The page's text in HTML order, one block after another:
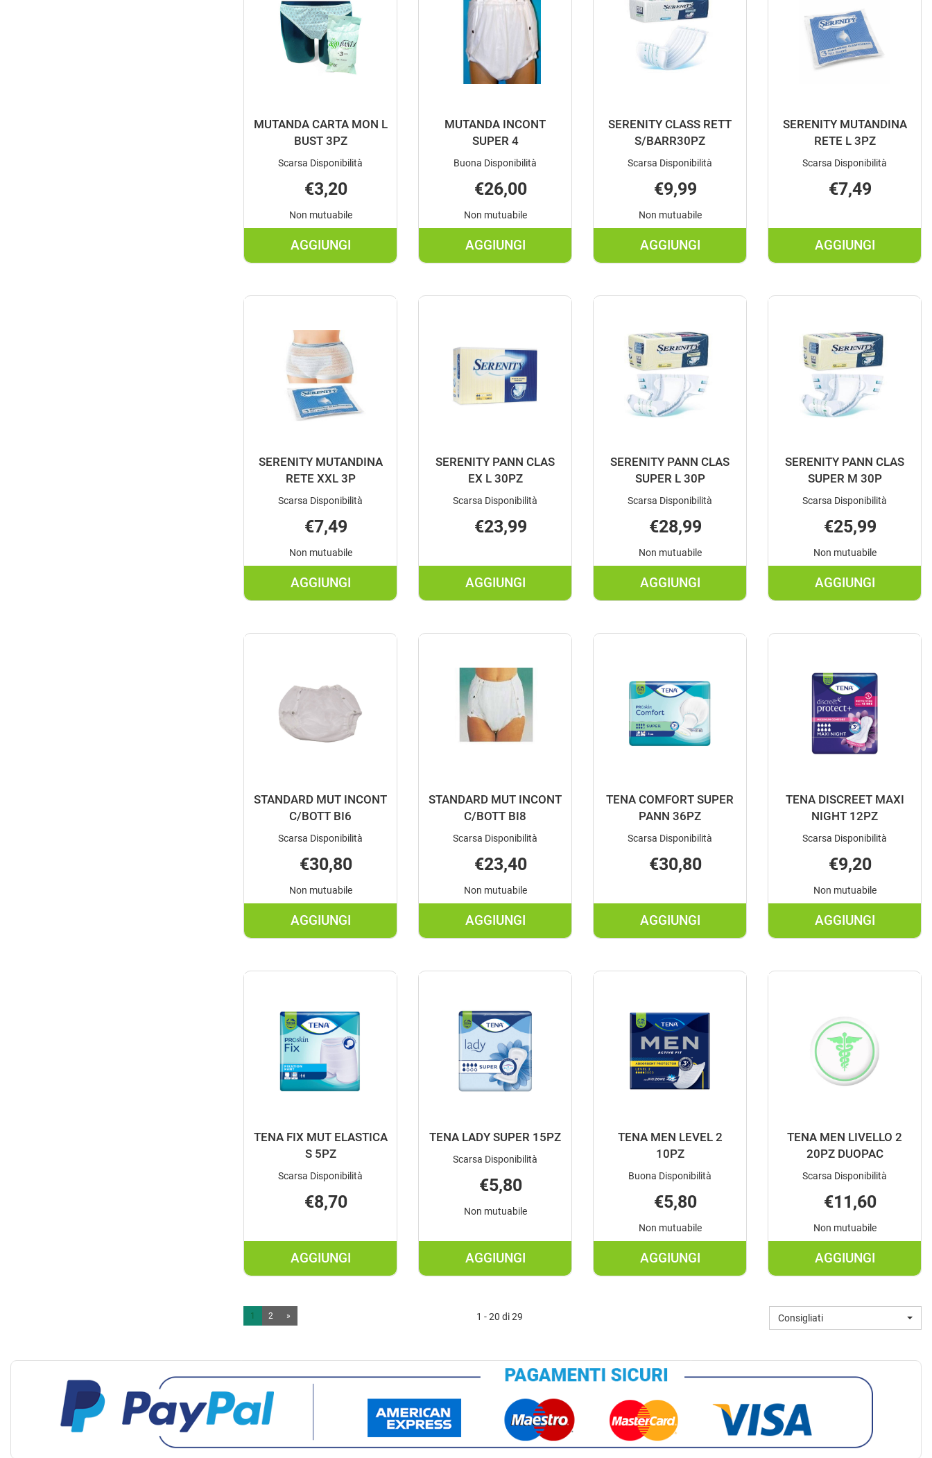
CARRELLO
CARRELLO
3PZ AL
CARRELLO
MUTANDA CARTA MON L
BUST 3PZ
Scarsa Disponibilità
€3,20
Non mutuabile
AGGIUNGI
AGGIUNGI MUTANDA
MON
BUST
3PZ AL
CARRELLO
MUTANDA INCONT
SUPER 4
Buona Disponibilità
€26,00
Non mutuabile
AGGIUNGI
AGGIUNGI MUTANDA
SUPER
SERENITY CLASS RETT
S/BARR30PZ
Scarsa Disponibilità
€9,99
Non mutuabile
AGGIUNGI
AGGIUNGI SERENITY
RETT
CARRELLO
SERENITY MUTANDINA
RETE L 3PZ
Scarsa Disponibilità
€7,49
AGGIUNGI
AGGIUNGI
RETE
3PZ AL
CARRELLO
SERENITY MUTANDINA
RETE XXL 3P
Scarsa Disponibilità
€7,49
Non mutuabile
AGGIUNGI
AGGIUNGI SERENITY
RETE
CARRELLO
SERENITY PANN CLAS
EX L 30PZ
Scarsa Disponibilità
€23,99
AGGIUNGI
AGGIUNGI SERENITY
CLAS
L
30PZ AL
CARRELLO
SERENITY PANN CLAS
SUPER L 30P
Scarsa Disponibilità
€28,99
Non mutuabile
AGGIUNGI
AGGIUNGI SERENITY
CLAS
30P AL
CARRELLO
SERENITY PANN CLAS
SUPER M 30P
Scarsa Disponibilità
€25,99
Non mutuabile
AGGIUNGI
AGGIUNGI
CLAS
30P AL
CARRELLO
STANDARD MUT INCONT
C/BOTT BI6
Scarsa Disponibilità
€30,80
Non mutuabile
AGGIUNGI
AGGIUNGI STANDARD
INCONT
CARRELLO
STANDARD MUT INCONT
C/BOTT BI8
Scarsa Disponibilità
€23,40
Non mutuabile
AGGIUNGI
AGGIUNGI STANDARD
INCONT
CARRELLO
TENA COMFORT SUPER
PANN 36PZ
Scarsa Disponibilità
€30,80
AGGIUNGI
AGGIUNGI TENA
SUPER
CARRELLO
TENA DISCREET MAXI
NIGHT 12PZ
Scarsa Disponibilità
€9,20
Non mutuabile
AGGIUNGI
AGGIUNGI
MAXI
CARRELLO
TENA FIX MUT ELASTICA
S 5PZ
Scarsa Disponibilità
€8,70
AGGIUNGI
AGGIUNGI TENA
5PZ AL
CARRELLO
TENA LADY SUPER 15PZ
Scarsa Disponibilità
€5,80
Non mutuabile
AGGIUNGI
AGGIUNGI TENA
15PZ AL
TENA MEN LEVEL 2
10PZ
Buona Disponibilità
€5,80
Non mutuabile
AGGIUNGI
AGGIUNGI TENA
CARRELLO
TENA MEN LIVELLO 2
20PZ DUOPAC
Scarsa Disponibilità
€11,60
Non mutuabile
AGGIUNGI
AGGIUNGI
LIVELLO
DUOPAC AL
CARRELLO
1 2 » 1 - 20 di 29 Consigliati